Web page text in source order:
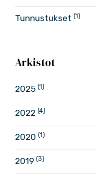
Tunnustukset (1)
Arkistot
2025 (1)
2022 (4)
2020 (1)
2019 (3)